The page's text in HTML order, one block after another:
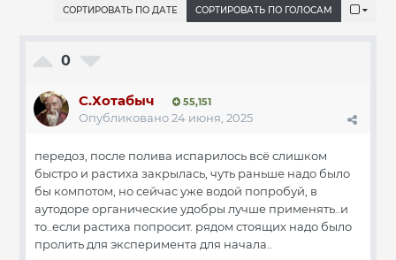
СОРТИРОВАТЬ ПО ГОЛОСАМ
СОРТИРОВАТЬ ПО ДАТЕ
0
С.Хотабыч 55,151
Опубликовано24 июня, 2025
передоз, после полива испарилось всё слишком
быстро и растиха закрылась, чуть раньше надо было
бы компотом, но сейчас уже водой попробуй, в
аутодоре органические удобры лучше применять..и
то..если растиха попросит. рядом стоящих надо было
пролить для эксперимента для начала..